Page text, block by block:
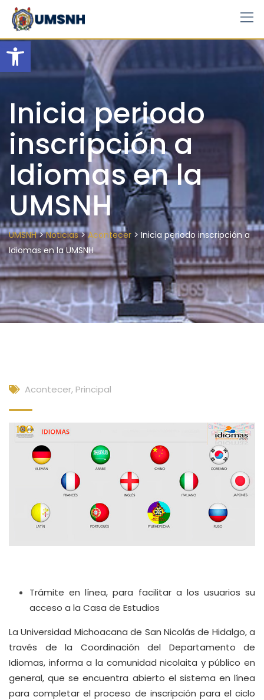
Open toolbar
Skip
content
Inicia periodo
inscripción a
Idiomas en la
UMSNH
UMSNH>Noticias>Acontecer > Inicia periodo inscripción a
Idiomas en la UMSNH
Acontecer, Principal
Trámite en línea, para facilitar a los usuarios su
acceso a la Casa de Estudios
La Universidad Michoacana de San Nicolás de Hidalgo, a
través de la Coordinación del Departamento de
Idiomas, informa a la comunidad nicolaita y público en
general, que se encuentra abierto el sistema en línea
para completar el proceso de inscripción para el ciclo